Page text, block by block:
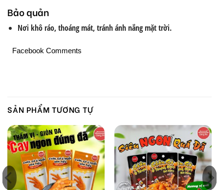
Bảo quản
Nơi khô ráo, thoáng mát, tránh ánh nắng mặt trời.
Facebook Comments
SẢN PHẨM TƯƠNG TỰ